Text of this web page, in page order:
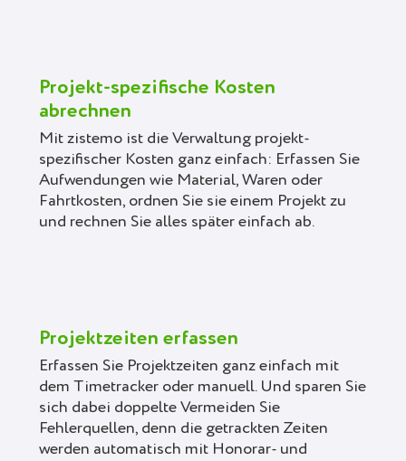
Projekt-spezifische Kosten
abrechnen
Mit zistemo ist die Verwaltung projekt-
spezifischer Kosten ganz einfach: Erfassen Sie
Aufwendungen wie Material, Waren oder
Fahrtkosten, ordnen Sie sie einem Projekt zu
und rechnen Sie alles später einfach ab.
Projektzeiten erfassen
Erfassen Sie Projektzeiten ganz einfach mit
dem Timetracker oder manuell. Und sparen Sie
sich dabei doppelte Vermeiden Sie
Fehlerquellen, denn die getrackten Zeiten
werden automatisch mit Honorar- und